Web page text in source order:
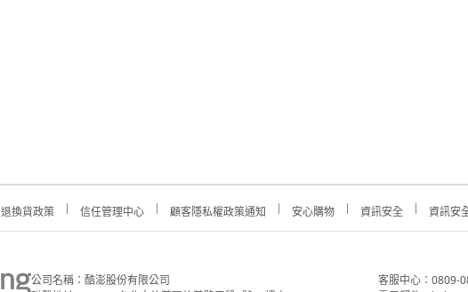
退換貨政策 信任管理中心 顧客隱私權政策通知 安心購物 資訊安全 資訊安
公司名稱：酷澎股份有限公司
客服中心：0809-